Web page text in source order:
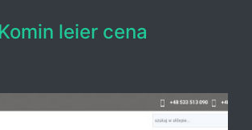
Komin leier cena